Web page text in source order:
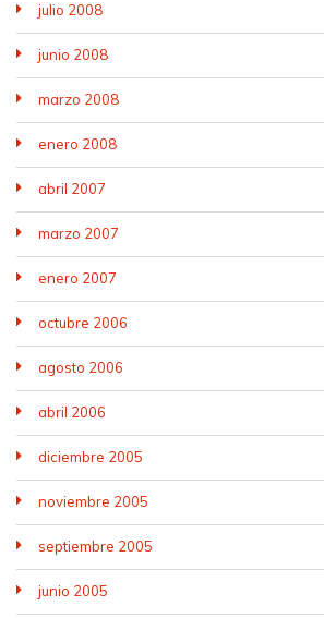
julio 2008
junio 2008
marzo 2008
enero 2008
abril 2007
marzo 2007
enero 2007
octubre 2006
agosto 2006
abril 2006
diciembre 2005
noviembre 2005
septiembre 2005
junio 2005